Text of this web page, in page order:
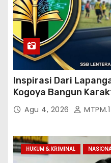
Inspirasi Dari
Kogoya Bangun
PapuaAgu 4, 2026 MTPM.1
HUKUM & KRIMINAL